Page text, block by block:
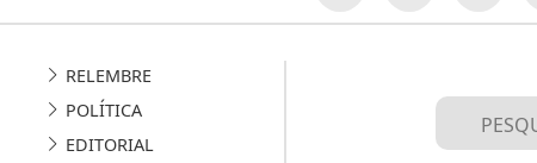
RELEMBRE
POLÍTICA
EDITORIAL